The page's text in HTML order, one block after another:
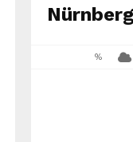
Nürnberg
%